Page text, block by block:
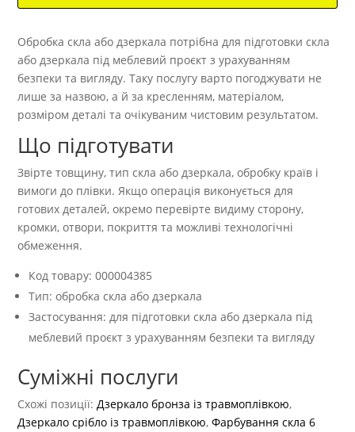
Обробка скла або дзеркала потрібна для підготовки скла
або дзеркала під меблевий проєкт з урахуванням
безпеки та вигляду. Таку послугу варто погоджувати не
лише за назвою, а й за кресленням, матеріалом,
розміром деталі та очікуваним чистовим результатом.
Що підготувати
Звірте товщину, тип скла або дзеркала, обробку країв і
вимоги до плівки. Якщо операція виконується для
готових деталей, окремо перевірте видиму сторону,
кромки, отвори, покриття та можливі технологічні
обмеження.
Код товару: 000004385
Тип: обробка скла або дзеркала
Застосування: для підготовки скла або дзеркала під
меблевий проєкт з урахуванням безпеки та вигляду
Суміжні послуги
Схожі позиції:Дзеркало бронза із травмоплівкою,
Дзеркало срібло із травмоплівкою,Фарбування скла 6